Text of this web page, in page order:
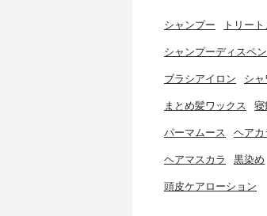
シャンプー トリート
シャンプーディスペ
ブラシアイロン シ
まとめ髪ワックス 寝
パーマムース ヘアカ
ヘアマスカラ 黒染め
頭皮ケアローション